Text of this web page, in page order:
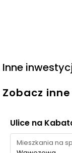
Inne
Zobacz
Ulice na
Mieszkania na